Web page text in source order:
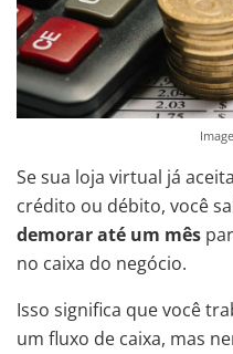
Se sua loja virtual já
crédito ou débito, você
demorar até um mês
no caixa do negócio.
Isso significa que você
um fluxo de caixa, mas